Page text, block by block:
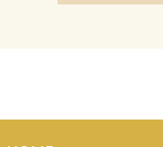
Mag. Norbert